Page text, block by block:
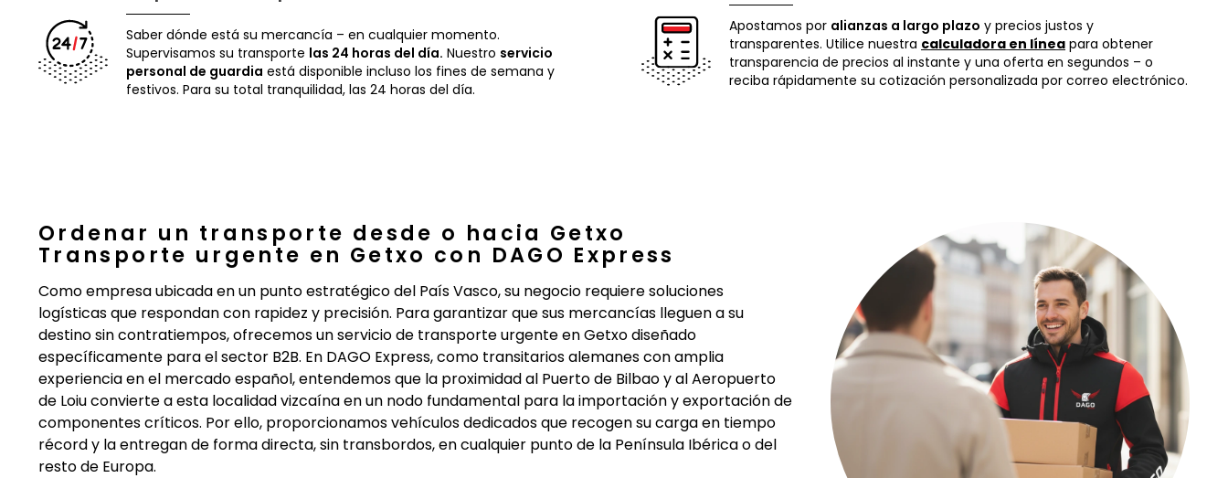
Saber dónde está su mercancía – en cualquier momento.
Supervisamos su transporte las 24 horas del día. Nuestro servicio
personal de guardia está disponible incluso los fines de semana y
festivos. Para su total tranquilidad, las 24 horas del día.
Apostamos por alianzas a largo plazo y precios justos y
transparentes. Utilice nuestra calculadora en línea para obtener
transparencia de precios al instante y una oferta en segundos – o
reciba rápidamente su cotización personalizada por correo electrónico.
Ordenar un transporte desde o hacia Getxo
Transporte urgente en Getxo con DAGO Express
Como empresa ubicada en un punto estratégico del País Vasco, su negocio requiere soluciones
logísticas que respondan con rapidez y precisión. Para garantizar que sus mercancías lleguen a su
destino sin contratiempos, ofrecemos un servicio de transporte urgente en Getxo diseñado
específicamente para el sector B2B. En DAGO Express, como transitarios alemanes con amplia
experiencia en el mercado español, entendemos que la proximidad al Puerto de Bilbao y al Aeropuerto
de Loiu convierte a esta localidad vizcaína en un nodo fundamental para la importación y exportación de
componentes críticos. Por ello, proporcionamos vehículos dedicados que recogen su carga en tiempo
récord y la entregan de forma directa, sin transbordos, en cualquier punto de la Península Ibérica o del
resto de Europa.